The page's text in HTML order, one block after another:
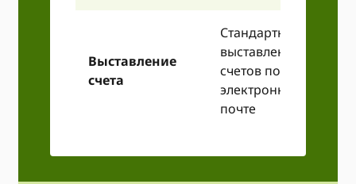
Выставление
счета
Стандартное
выставление
счетов по
электронной
почте